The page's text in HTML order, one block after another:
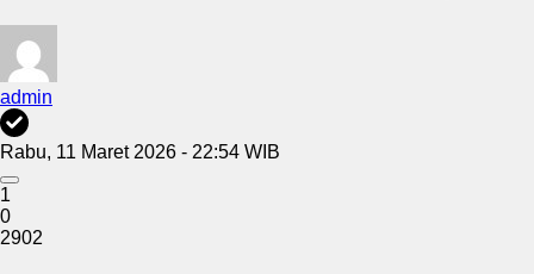
admin
Rabu, 11 Maret 2026 - 22:54 WIB
1
0
2902